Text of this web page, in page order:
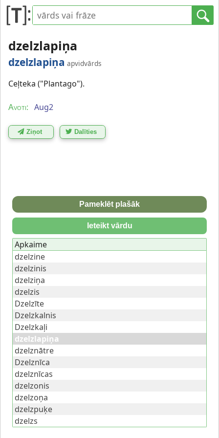
dzelzlapiņa
dzelzlapiņa apvidvārds
Ceļteka ("Plantago").
Avoti: Aug2
Ziņot Dalīties
Pameklēt plašāk
Ieteikt vārdu
Apkaime
dzelzine
dzelzinis
dzelziņa
dzelzis
Dzelzīte
Dzelzkalnis
Dzelzkaļi
dzelzlapiņa
dzelznātre
Dzelznīca
dzelznīcas
dzelzonis
dzelzoņa
dzelzpuķe
dzelzs